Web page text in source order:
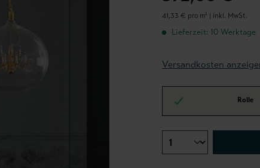
41,33 € pro m² | inkl. MwSt.
Lieferzeit: 10 Werktage
Versandkosten
Rolle